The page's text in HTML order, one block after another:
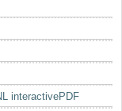
interactivePDF